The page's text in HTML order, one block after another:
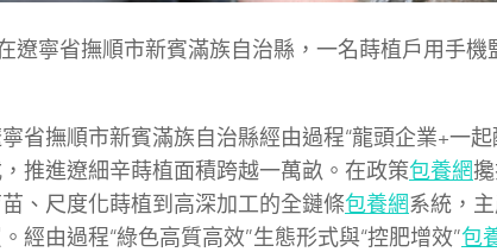
遼寧省撫順市新賓滿族自治縣，一名蒔植戶用手機
省撫順市新賓滿族自治縣經由過程“龍頭企業+一起
推進遼細辛蒔植面積跨越一萬畝。在政策包養網
、尺度化蒔植到高深加工的全鏈條包養網系統，
經由過程“綠色高質高效”生態形式與“控肥增效”包